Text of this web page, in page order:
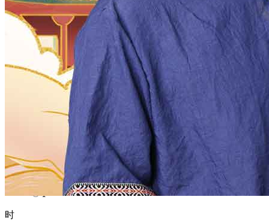
1944
1943 1942 1941 1940 1939
1938
1937
1936 1935 1934 1933
1932
1931
1930 1928 1927 1926
1924
1923 1922 1920
1919
1918
1916 1915 1914
1912
1911
1909 1908 1907
1905
1904 1903 1902 1900
12
11 7
31
30 29 28 27 25 24
22
21 20 18 17
12
11 10 9 8 7 4
1
时